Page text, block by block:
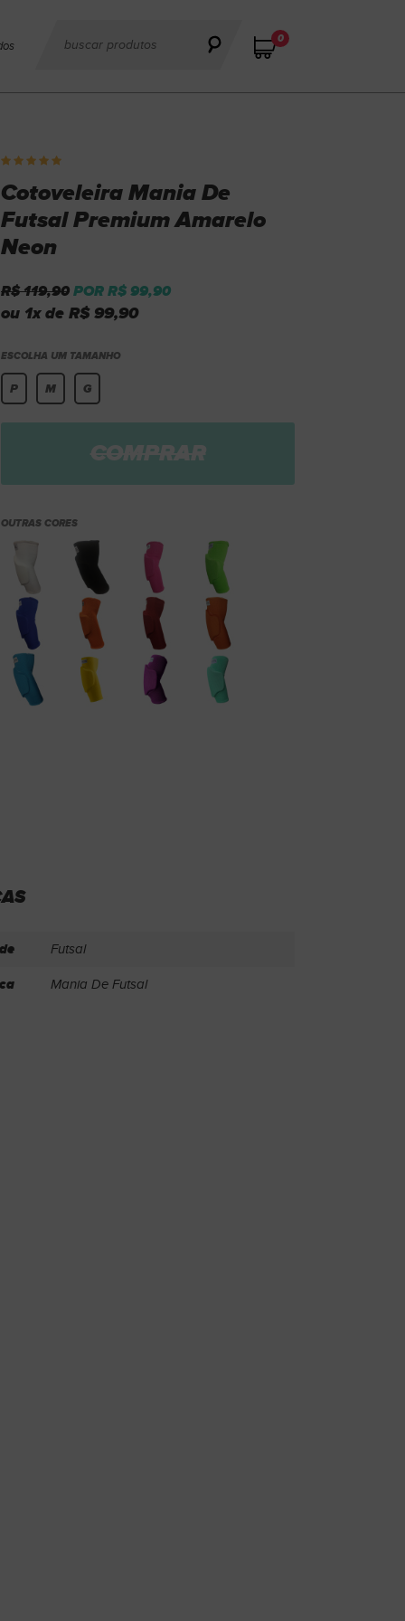
0
Cotoveleira Mania De
Futsal Premium Amarelo
Neon
R$ 119,90 POR R$ 99,90
ou 1x de R$ 99,90
ESCOLHA UM TAMANHO
P M G
COMPRAR
OUTRAS CORES
Futsal
Mania De Futsal